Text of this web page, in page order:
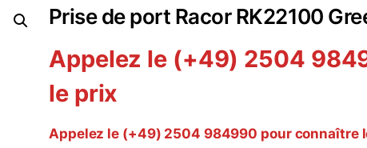
Prise de port Racor RK22100
Appelez le (+49) 2504
le prix
Appelez le (+49) 2504 984990 pour connaître